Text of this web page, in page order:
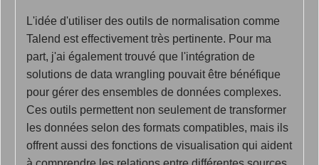
L'idée d'utiliser des outils de normalisation comme
Talend est effectivement très pertinente. Pour ma
part, j'ai également trouvé que l'intégration de
solutions de data wrangling pouvait être bénéfique
pour gérer des ensembles de données complexes.
Ces outils permettent non seulement de transformer
les données selon des formats compatibles, mais ils
offrent aussi des fonctions de visualisation qui aident